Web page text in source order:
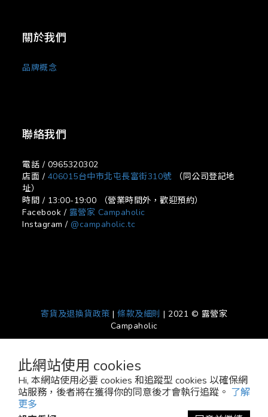
此網站使用 cookies
Hi, 本網站使用必要 cookies 和追蹤型 cookies 以確保網
站服務，後者將在獲得你的同意後才會執行追蹤。 了解
更多
關於我們
品牌概念
聯絡我們
電話 / 0965320302
店面 / 406015台中市北屯長富街310號（同公司登記地
址）
時間 / 13:00-19:00 （營業時間外，歡迎預約）
Facebook / 露營家 Campaholic
Instagram / @campaholic.tc
寄貨及退換貨政策 |條款及細則 | 2021 © 露營家
Campaholic